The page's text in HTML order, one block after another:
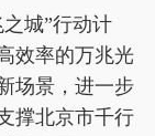
城”行动计
效率的万兆光
场景，进一步
撑北京市千行